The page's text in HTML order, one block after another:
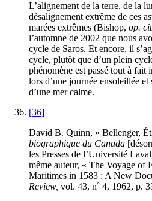
L’alignement de la terre, de la
désalignement extrême de ces
marées extrêmes (Bishop, op.
l’automne de 2002 que nous
cycle de Saros. Et encore, il
cycle, plutôt que d’un plein
phénomène est passé tout à fait
lors d’une journée ensoleillée et
d’une mer calme.
[36]
David B. Quinn, « Bellenger,
biographique du Canada
les Presses de l’Université
même auteur, « The Voyage of
Maritimes in 1583 : A New
Review, vol. 43, n˚ 4, 1962, p.